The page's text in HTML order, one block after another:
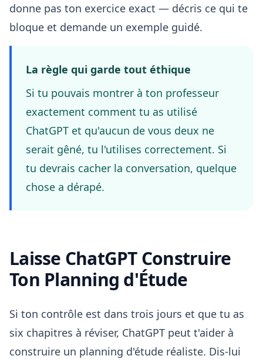
donne pas ton exercice exact — décris ce qui te
bloque et demande un exemple guidé.
La règle qui garde tout éthique
Si tu pouvais montrer à ton professeur
exactement comment tu as utilisé
ChatGPT et qu'aucun de vous deux ne
serait gêné, tu l'utilises correctement. Si
tu devrais cacher la conversation, quelque
chose a dérapé.
Laisse ChatGPT Construire
Ton Planning d'Étude
Si ton contrôle est dans trois jours et que tu as
six chapitres à réviser, ChatGPT peut t'aider à
construire un planning d'étude réaliste. Dis-lui